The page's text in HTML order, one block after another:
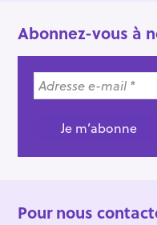
Abonnez-vous à
Pour nous